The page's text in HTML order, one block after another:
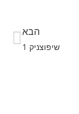
הבא
שיפוצניק 1